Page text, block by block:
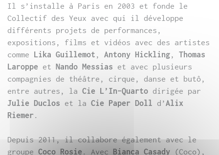
Il s’installe à Paris en 2003 et fonde le
Collectif des Yeux avec qui il développe
différents projets de performances,
expositions, films et vidéos avec des artistes
comme Lika Guillemot , Antony Hickling, Thomas
Laroppe et Nando Messias et avec plusieurs
compagnies de théâtre, cirque, danse et butô,
entre autres, la Cie L’In-Quarto dirigée par
Julie Duclos et la Cie Paper Doll d’Alix
Riemer .
Depuis 2011, il collabore également avec le
groupe Coco Rosie . Avec Bianca Casady
(Coco),